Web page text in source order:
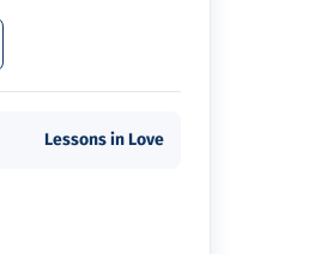
Lessons in Love